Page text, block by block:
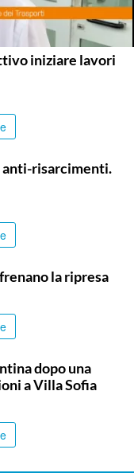
iniziare lavori
anti-risarcimenti.
la ripresa
dopo una
a Villa Sofia